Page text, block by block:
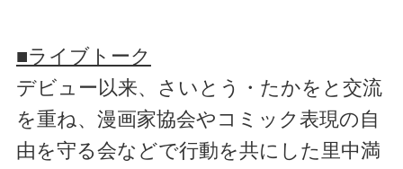
■ライブトーク
デビュー以来、さいとう・たかをと交流
を重ね、漫画家協会やコミック表現の自
由を守る会などで行動を共にした里中満